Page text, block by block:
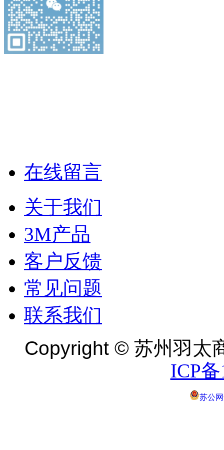
在线留言
关于我们
3M产品
客户反馈
常见问题
联系我们
Copyright ©苏州羽太
ICP
苏公网